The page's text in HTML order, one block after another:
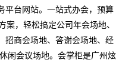
平台网站。一站式办会，预算
，轻松搞定公司年会场地、
招商会场地、答谢会场地、经
闲会议场地。会掌柜是广州炫